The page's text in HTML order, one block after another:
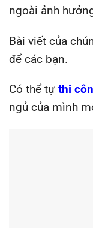
ngoài ảnh
Bài viết của
để các bạn.
Có thể tự thi
ngủ của mình